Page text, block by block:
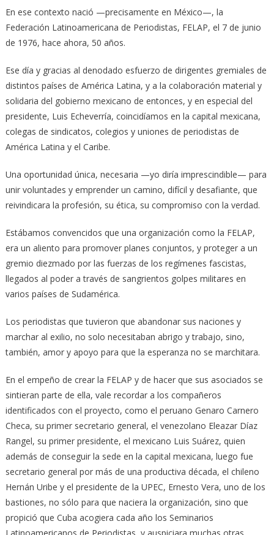
En ese contexto nació —precisamente en México—, la
Federación Latinoamericana de Periodistas, FELAP, el 7 de junio
de 1976, hace ahora, 50 años.
Ese día y gracias al denodado esfuerzo de dirigentes gremiales de
distintos países de América Latina, y a la colaboración material y
solidaria del gobierno mexicano de entonces, y en especial del
presidente, Luis Echeverría, coincidíamos en la capital mexicana,
colegas de sindicatos, colegios y uniones de periodistas de
América Latina y el Caribe.
Una oportunidad única, necesaria —yo diría imprescindible— para
unir voluntades y emprender un camino, difícil y desafiante, que
reivindicara la profesión, su ética, su compromiso con la verdad.
Estábamos convencidos que una organización como la FELAP,
era un aliento para promover planes conjuntos, y proteger a un
gremio diezmado por las fuerzas de los regímenes fascistas,
llegados al poder a través de sangrientos golpes militares en
varios países de Sudamérica.
Los periodistas que tuvieron que abandonar sus naciones y
marchar al exilio, no solo necesitaban abrigo y trabajo, sino,
también, amor y apoyo para que la esperanza no se marchitara.
En el empeño de crear la FELAP y de hacer que sus asociados se
sintieran parte de ella, vale recordar a los compañeros
identificados con el proyecto, como el peruano Genaro Carnero
Checa, su primer secretario general, el venezolano Eleazar Díaz
Rangel, su primer presidente, el mexicano Luis Suárez, quien
además de conseguir la sede en la capital mexicana, luego fue
secretario general por más de una productiva década, el chileno
Hernán Uribe y el presidente de la UPEC, Ernesto Vera, uno de los
bastiones, no sólo para que naciera la organización, sino que
propició que Cuba acogiera cada año los Seminarios
Latinoamericanos de Periodistas, y auspiciara muchas otras